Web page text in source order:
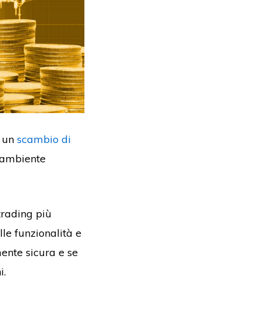
scambio di
più
funzionalità e
sicura e se